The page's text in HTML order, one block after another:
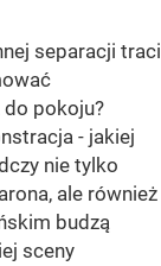
separacji traci
pokoju?
- jakiej
nie tylko
ale również
budzą
sceny